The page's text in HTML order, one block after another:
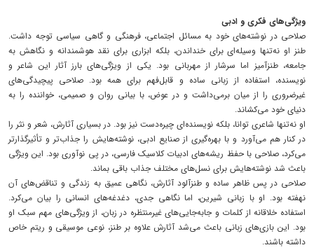
ویژگی‌های فکری و ادبی
صلاحی در نوشته‌های خود به مسائل اجتماعی، فرهنگی و گاهی سیاسی توجه داشت.
طنز او نه‌تنها وسیله‌ای برای خنداندن، بلکه ابزاری برای نقد هوشمندانه و نگاهش به
جامعه، طنزآمیز اما سرشار از مهربانی بود. یکی از ویژگی‌های بارز آثار این شاعر و
نویسنده، استفاده از زبانی ساده و قابل‌فهم برای همه بود. صلاحی پیچیدگی‌های
غیرضروری را از میان برمی‌داشت و در عوض، با بیانی روان و صمیمی، خواننده را به
دنیای خود می‌کشاند.
او نه‌تنها شاعری توانا، بلکه نویسنده‌ای چیره‌دست نیز بود. در بسیاری آثارش، شعر و نثر را
در کنار هم می‌آورد و با بهره‌گیری از صنایع ادبی، نوشته‌هایش را جذاب‌تر و تأثیرگذارتر
می‌کرد، صلاحی با حفظ ریشه‌های ادبیات کلاسیک فارسی، در پی نوآوری بود. این ویژگی
باعث شد نوشته‌هایش برای نسل‌های مختلف جذاب باقی بماند.
صلاحی در پس ظاهر ساده و طنزآلود آثارش، نگاهی عمیق به زندگی و تناقض‌های آن
نهفته بود. او با زبانی شیرین، اما نگاهی جدی، دغدغه‌های انسانی را بیان می‌کرد.
استفاده خلاقانه از کلمات و جابه‌جایی‌های غیرمنتظره در زبان، از ویژگی‌های مهم سبک او
بود. این بازی‌های زبانی باعث می‌شد آثارش علاوه بر طنز، نوعی موسیقی و ریتم خاص
داشته باشند.